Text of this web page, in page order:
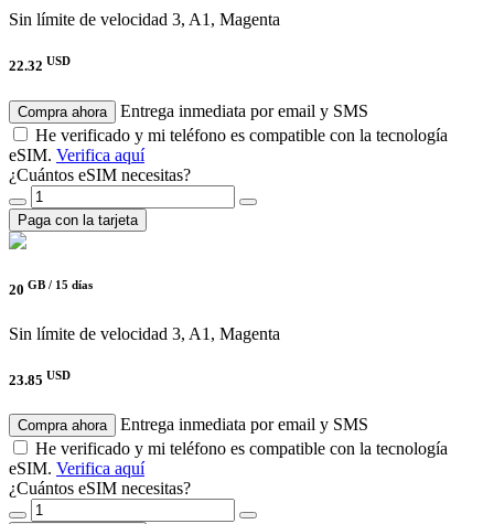
Sin límite de velocidad 3, A1, Magenta
22.32 USD
Compra ahora
Entrega inmediata por email y SMS
He verificado y mi teléfono es compatible con la tecnología
eSIM. Verifica aquí
¿Cuántos eSIM necesitas?
Paga con la tarjeta
20 GB / 15 días
Sin límite de velocidad 3, A1, Magenta
23.85 USD
Compra ahora
Entrega inmediata por email y SMS
He verificado y mi teléfono es compatible con la tecnología
eSIM. Verifica aquí
¿Cuántos eSIM necesitas?